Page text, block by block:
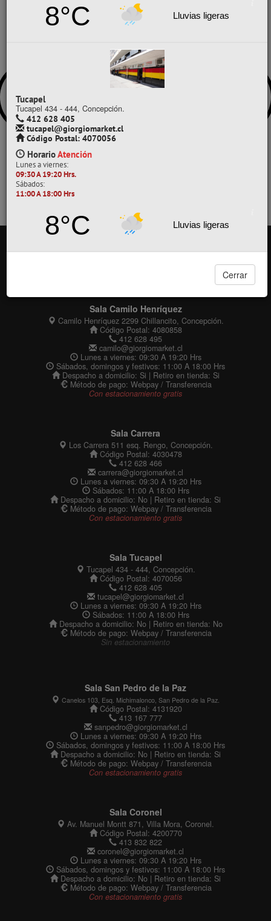
8°C Lluvias ligeras
Tucapel
Tucapel 434 - 444, Concepción.
412 628 405
tucapel@giorgiomarket.cl
Código Postal: 4070056
HorarioAtención
Lunes a viernes:
09:30 A 19:20 Hrs.
Sábados:
11:00 A 18:00 Hrs
8°C Lluvias ligeras
Cerrar
Sala Camilo Henríquez
Camilo Henríquez 2299 Chillancito, Concepción.
Código Postal: 4080858
412 628 495
camilo@giorgiomarket.cl
Lunes a viernes: 09:30 A 19:20 Hrs
Sábados, domingos y festivos: 11:00 A 18:00 Hrs
Despacho a domicilio: Si | Retiro en tienda: Si
Método de pago: Webpay / Transferencia
Con estacionamiento gratis
Sala Carrera
Los Carrera 511 esq. Rengo, Concepción.
Código Postal: 4030478
412 628 466
carrera@giorgiomarket.cl
Lunes a viernes: 09:30 A 19:20 Hrs
Sábados: 11:00 A 18:00 Hrs
Despacho a domicilio: No | Retiro en tienda: Si
Método de pago: Webpay / Transferencia
Con estacionamiento gratis
Sala Tucapel
Tucapel 434 - 444, Concepción.
Código Postal: 4070056
412 628 405
tucapel@giorgiomarket.cl
Lunes a viernes: 09:30 A 19:20 Hrs
Sábados: 11:00 A 18:00 Hrs
Despacho a domicilio: No | Retiro en tienda: No
Método de pago: Webpay / Transferencia
Sin estacionamiento
Sala San Pedro de la Paz
Canelos 103, Esq. Michimalonco, San Pedro de la Paz.
Código Postal: 4131920
413 167 777
sanpedro@giorgiomarket.cl
Lunes a viernes: 09:30 A 19:20 Hrs
Sábados, domingos y festivos: 11:00 A 18:00 Hrs
Despacho a domicilio: No | Retiro en tienda: Si
Método de pago: Webpay / Transferencia
Con estacionamiento gratis
Sala Coronel
Av. Manuel Montt 871, Villa Mora, Coronel.
Código Postal: 4200770
413 832 822
coronel@giorgiomarket.cl
Lunes a viernes: 09:30 A 19:20 Hrs
Sábados, domingos y festivos: 11:00 A 18:00 Hrs
Despacho a domicilio: No | Retiro en tienda: Si
Método de pago: Webpay / Transferencia
Con estacionamiento gratis